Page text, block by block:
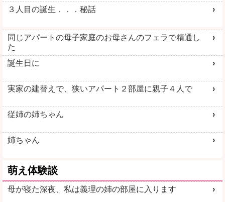
３人目の誕生．．．秘話
同じアパートの母子家庭のお母さんのフェラで精通し
た
誕生日に
実家の建替えで、狭いアパート２部屋に親子４人で
従姉の姉ちゃん
姉ちゃん
萌え体験談
母が寝た深夜、私は義理の姉の部屋に入ります